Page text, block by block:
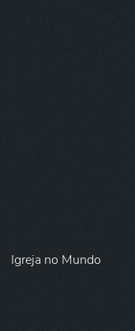
Igreja no Mundo